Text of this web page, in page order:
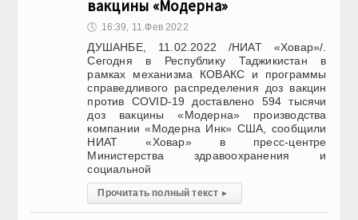
вакцины «Модерна»
🕔 16:39, 11.Фев 2022
ДУШАНБЕ, 11.02.2022 /НИАТ «Ховар»/.
Сегодня в Республику Таджикистан в
рамках механизма КОВАКС и программы
справедливого распределения доз вакцин
против COVID-19 доставлено 594 тысячи
доз вакцины «Модерна» производства
компании «Модерна Инк» США, сообщили
НИАТ «Ховар» в пресс-центре
Министерства здравоохранения и
социальной
Прочитать полный текст ▸